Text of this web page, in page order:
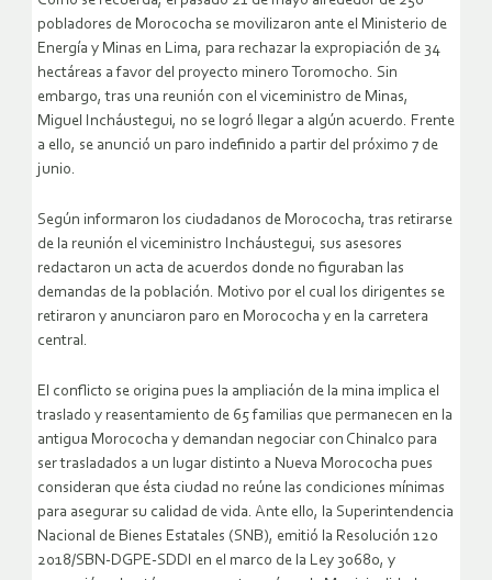
pobladores de Morococha se movilizaron ante el Ministerio de
Energía y Minas en Lima, para rechazar la expropiación de 34
hectáreas a favor del proyecto minero Toromocho. Sin
embargo, tras una reunión con el viceministro de Minas,
Miguel Incháustegui, no se logró llegar a algún acuerdo. Frente
a ello, se anunció un paro indefinido a partir del próximo 7 de
junio.
Según informaron los ciudadanos de Morococha, tras retirarse
de la reunión el viceministro Incháustegui, sus asesores
redactaron un acta de acuerdos donde no figuraban las
demandas de la población. Motivo por el cual los dirigentes se
retiraron y anunciaron paro en Morococha y en la carretera
central.
El conflicto se origina pues la ampliación de la mina implica el
traslado y reasentamiento de 65 familias que permanecen en la
antigua Morococha y demandan negociar con Chinalco para
ser trasladados a un lugar distinto a Nueva Morococha pues
consideran que ésta ciudad no reúne las condiciones mínimas
para asegurar su calidad de vida. Ante ello, la Superintendencia
Nacional de Bienes Estatales (SNB), emitió la Resolución 120
2018/SBN-DGPE-SDDI en el marco de la Ley 30680, y